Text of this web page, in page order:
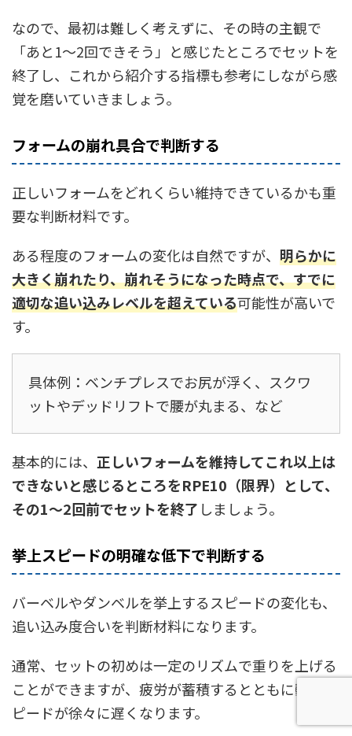
なので、最初は難しく考えずに、その時の主観で
「あと1〜2回できそう」と感じたところでセットを
終了し、これから紹介する指標も参考にしながら感
覚を磨いていきましょう。
フォームの崩れ具合で判断する
正しいフォームをどれくらい維持できているかも重
要な判断材料です。
ある程度のフォームの変化は自然ですが、 明らかに
大きく崩れたり、崩れそうになった時点で、すでに
適切な追い込みレベルを超えている可能性が高いで
す。
具体例：ベンチプレスでお尻が浮く、スクワ
ットやデッドリフトで腰が丸まる、など
基本的には、 正しいフォームを維持してこれ以上は
できないと感じるところをRPE10（限界）として、
その1〜2回前でセットを終了 しましょう。
挙上スピードの明確な低下で判断する
バーベルやダンベルを挙上するスピードの変化も、
追い込み度合いを判断材料になります。
通常、セットの初めは一定のリズムで重りを上げる
ことができますが、疲労が蓄積するとともに動作ス
ピードが徐々に遅くなります。